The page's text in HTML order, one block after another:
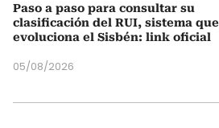
Paso a paso para consultar su
clasificación del RUI, sistema que
evoluciona el Sisbén: link oficial
05/08/2026